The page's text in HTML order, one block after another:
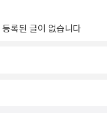
등록된 글이 없습니다